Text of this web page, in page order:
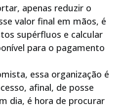
apenas reduzir o
valor final em mãos, é
supérfluos e calcular
para o pagamento
essa organização é
afinal, de posse
dia, é hora de procurar